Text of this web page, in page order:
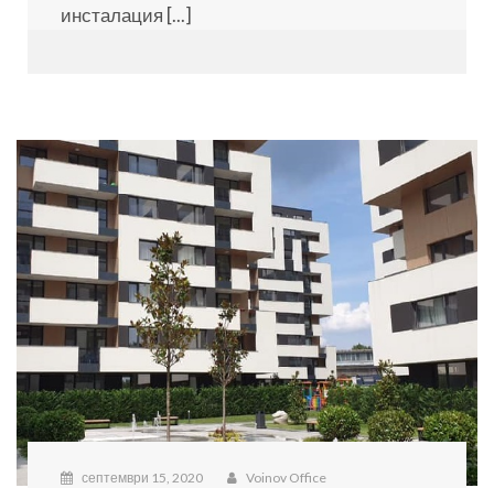
инсталация [...]
септември 15, 2020 Voinov Office